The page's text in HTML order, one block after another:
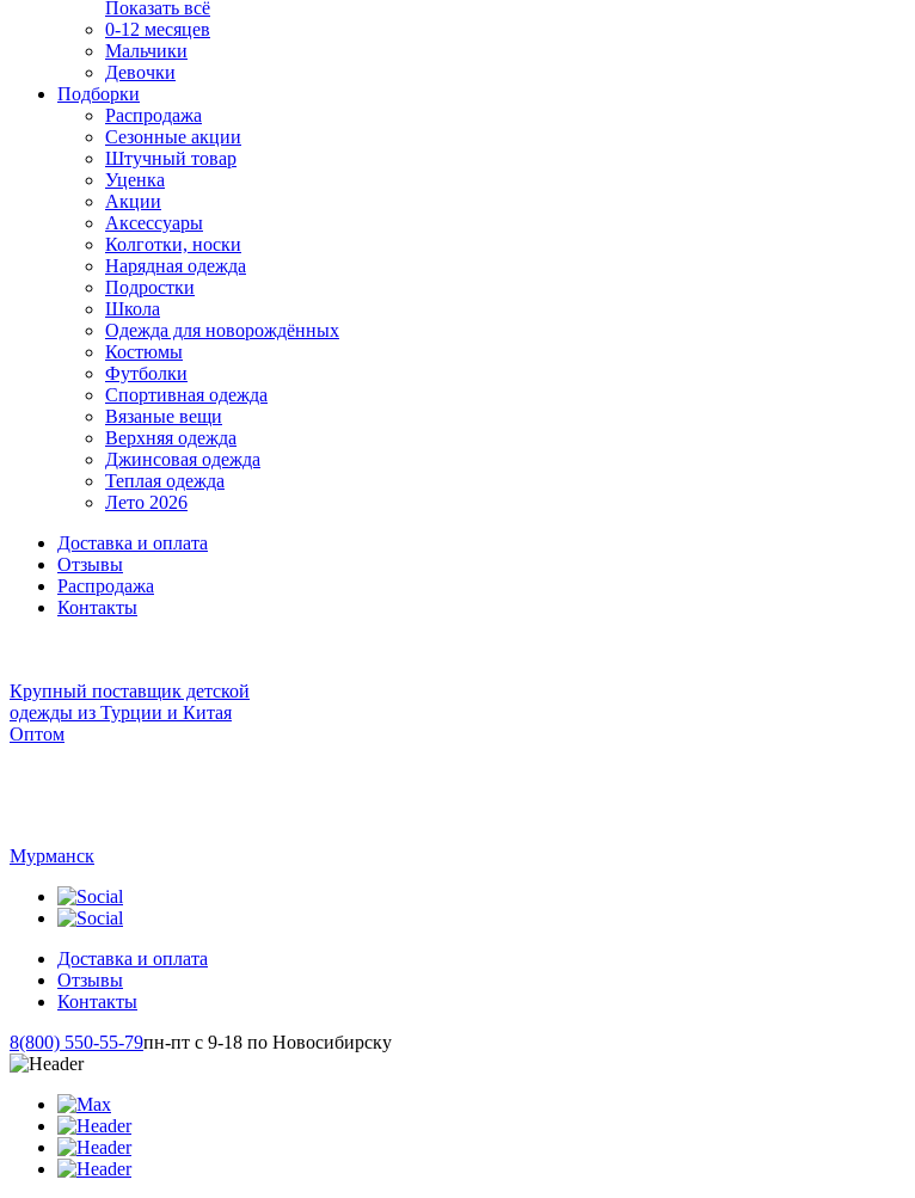
Показать всё
0-12 месяцев
Мальчики
Девочки
Подборки
Распродажа
Сезонные акции
Штучный товар
Уценка
Акции
Аксессуары
Колготки, носки
Нарядная одежда
Подростки
Школа
Одежда для новорождённых
Костюмы
Футболки
Спортивная одежда
Вязаные вещи
Верхняя одежда
Джинсовая одежда
Теплая одежда
Лето 2026
Доставка и оплата
Отзывы
Распродажа
Контакты
Крупный поставщик детской
одежды из Турции и Китая
Оптом
Мурманск
Доставка и оплата
Отзывы
Контакты
8(800) 550-55-79пн-пт с 9-18 по Новосибирску